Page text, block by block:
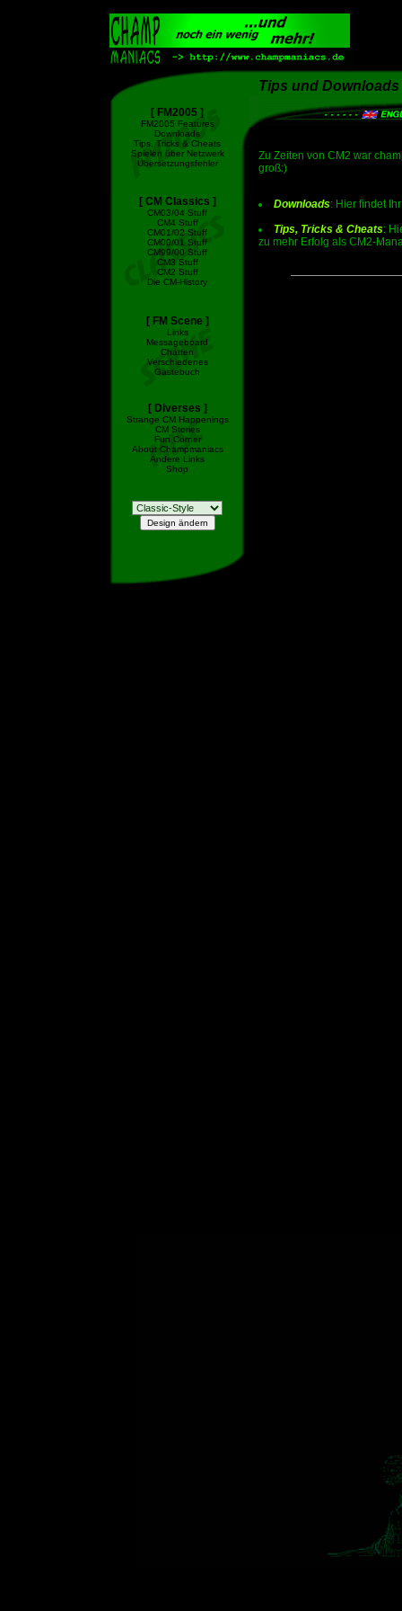
[ FM2005 ]
FM2005 Features
Downloads
Tips, Tricks & Cheats
Spielen über Netzwerk
Übersetzungsfehler
[ CM Classics ]
CM03/04 Stuff
CM4 Stuff
CM01/02 Stuff
CM00/01 Stuff
CM99/00 Stuff
CM3 Stuff
CM2 Stuff
Die CM-History
[ FM Scene ]
Links
Messageboard
Chatten
Verschiedenes
Gästebuch
[ Diverses ]
Strange CM Happenings
CM Stories
Fun Corner
About Champmaniacs
Andere Links
Shop
Tips und Downloads
Zu Zeiten von CM2 war
groß:)
Downloads: Hier findet
Tips, Tricks & Cheats:
zu mehr Erfolg als CM2-